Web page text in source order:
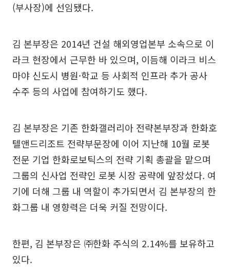
(부사장)에 선임됐다.
김 본부장은 2014년 건설 해외영업본부 소속으로 이
라크 현장에서 근무한 바 있으며, 이듬해 이라크 비스
마야 신도시 병원·학교 등 사회적 인프라 추가 공사
수주 등의 사업에 참여하기도 했다.
김 본부장은 기존 한화갤러리아 전략본부장과 한화호
텔앤드리조트 전략부문장에 이어 지난해 10월 로봇
전문 기업 한화로보틱스의 전략 기획 총괄을 맡으며
그룹의 신사업 전략인 로봇 시장 공략에 앞장섰다. 여
기에 더해 그룹 내 역할이 추가되면서 김 본부장의 한
화그룹 내 영향력은 더욱 커질 전망이다.
한편, 김 본부장은 ㈜한화 주식의 2.14%를 보유하고
있다.